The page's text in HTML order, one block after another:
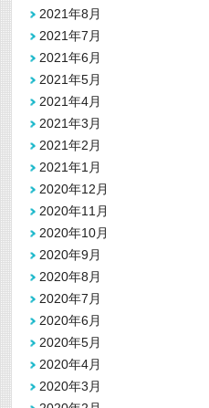
2021年8月
2021年7月
2021年6月
2021年5月
2021年4月
2021年3月
2021年2月
2021年1月
2020年12月
2020年11月
2020年10月
2020年9月
2020年8月
2020年7月
2020年6月
2020年5月
2020年4月
2020年3月